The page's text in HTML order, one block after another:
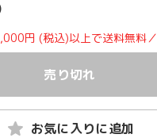
円 (税込)以上で送料無料／
売り切れ
お気に入りに追加